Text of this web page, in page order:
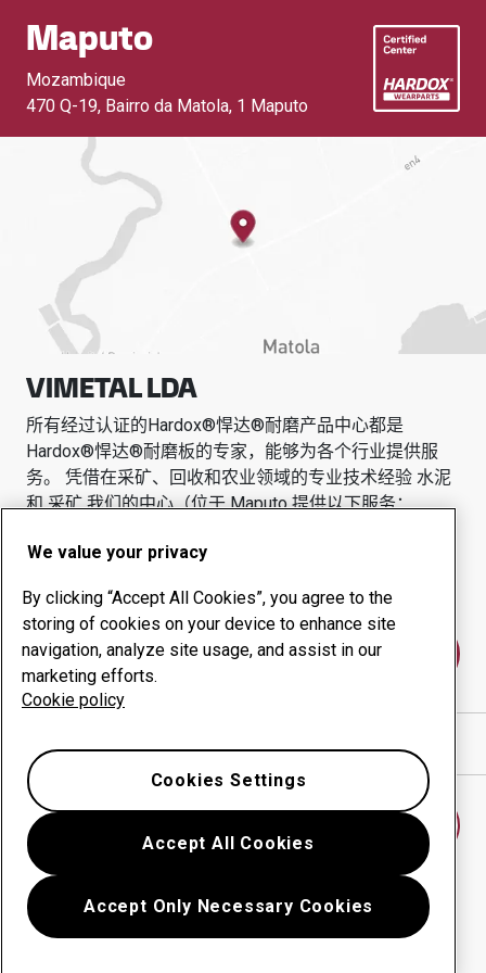
Maputo
Mozambique
470 Q-19, Bairro da Matola, 1 Maputo
VIMETAL LDA
所有经过认证的Hardox®悍达®耐磨产品中心都是
Hardox®悍达®耐磨板的专家，能够为各个行业提供服
务。 凭借在采矿、回收和农业领域的专业技术经验 水泥
和 采矿 我们的中心（位于Maputo提供以下服务：
耐磨产品
正常运行时间管理
联系我们
We value your privacy
By clicking “Accept All Cookies”, you agree to the
storing of cookies on your device to enhance site
navigation, analyze site usage, and assist in our
marketing efforts.
Cookie policy
Accept All Cookies
Accept Only Necessary Cookies
Cookies Settings